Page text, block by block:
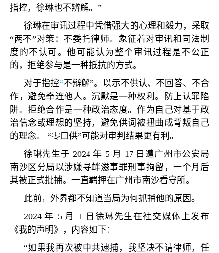
指控，徐琳也不辨解。 ”
徐琳在审讯过程中凭借强大的心理和毅力，采取
“两不”对策：不委托律师。象征着对审讯和司法制
度的不认可。他可能认为整个审讯过程是不公正
的，拒绝参与是一种抵抗的方式。
对于指控“不辩解”。以示不供认、不回答、不合
作，避免牵连他人。沉默是一种权利。防止认罪陷
阱。拒绝合作是一种政治态度。作为自己对基于政
治信念或理想的坚持，避免供词被扭曲成背叛自己
的理念。
“零口供”可能对审判结果更有利。
徐琳先生于 2024年 5 月 17 日遭广州市公安局
南沙区分局以涉嫌寻衅滋事罪刑事拘留，一个月后
其被正式批捕。一直羁押在广州市南沙看守所。
此前，外界都不知道当局为何抓捕他的原因。
2024年 5 月 1 日徐琳先生在社交媒体上发布
《我的声明》，内容如下：
“如果我再次被中共逮捕，我坚决不请律师，任